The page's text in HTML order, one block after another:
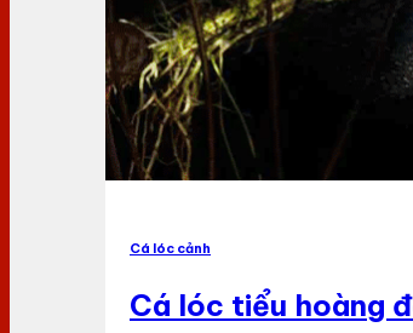
Cá lóc cảnh
Cá lóc tiểu hoàng